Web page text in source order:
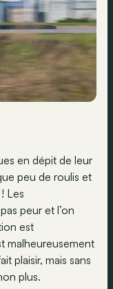
en dépit de leur
peu de roulis et
Les
peur et l’on
est
malheureusement
plaisir, mais sans
plus.